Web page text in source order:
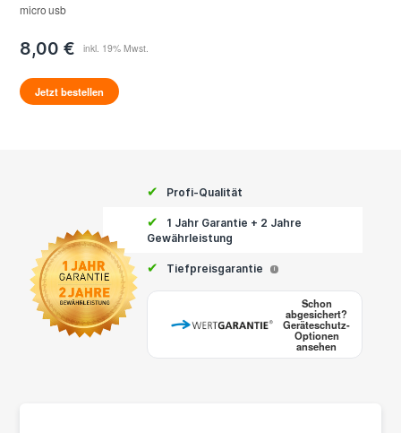
micro usb
8,00 €
Jetzt bestellen
✔ Profi-Qualität
✔
1 Jahr Garantie + 2 Jahre
Gewährleistung
✔ Tiefpreisgarantie i
Schon
abgesichert?
Geräteschutz-
Optionen
ansehen